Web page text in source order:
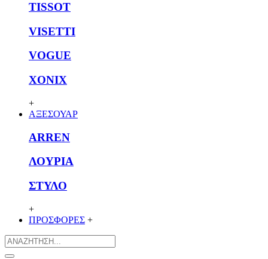
TISSOT
VISETTI
VOGUE
XONIX
+
ΑΞΕΣΟΥΑΡ
ARREN
ΛΟΥΡΙΑ
ΣΤΥΛΟ
+
ΠΡΟΣΦΟΡΕΣ +